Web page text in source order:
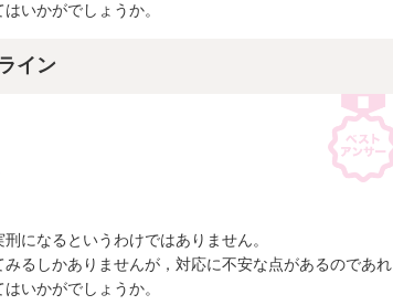
いかがでしょうか。
イン
になるというわけではありません。
るしかありませんが，対応に不安な点があるのであれ
いかがでしょうか。